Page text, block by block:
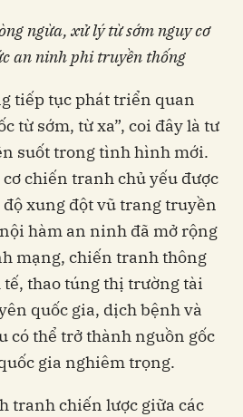
ngừa, xử lý từ sớm nguy cơ
an ninh phi truyền thống
tiếp tục phát triển quan
từ sớm, từ xa”, coi đây là tư
suốt trong tình hình mới.
chiến tranh chủ yếu được
xung đột vũ trang truyền
hàm an ninh đã mở rộng
mạng, chiến tranh thông
thao túng thị trường tài
quốc gia, dịch bệnh và
có thể trở thành nguồn gốc
gia nghiêm trọng.
tranh chiến lược giữa các